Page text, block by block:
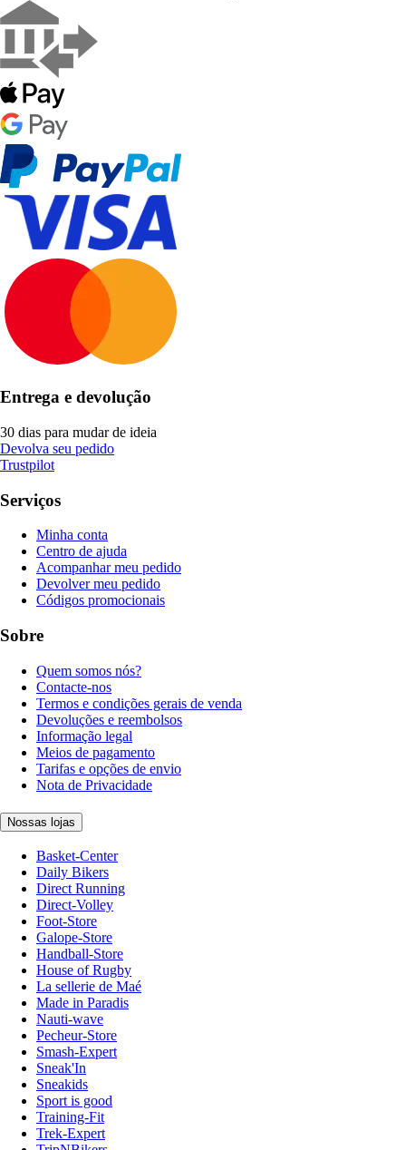
Entrega e devolução
30 dias para mudar de ideia
Devolva seu pedido
Trustpilot
Serviços
Minha conta
Centro de ajuda
Acompanhar meu pedido
Devolver meu pedido
Códigos promocionais
Sobre
Quem somos nós?
Contacte-nos
Termos e condições gerais de venda
Devoluções e reembolsos
Informação legal
Meios de pagamento
Tarifas e opções de envio
Nota de Privacidade
Nossas lojas
Basket-Center
Daily Bikers
Direct Running
Direct-Volley
Foot-Store
Galope-Store
Handball-Store
House of Rugby
La sellerie de Maé
Made in Paradis
Nauti-wave
Pecheur-Store
Smash-Expert
Sneak'In
Sneakids
Sport is good
Training-Fit
Trek-Expert